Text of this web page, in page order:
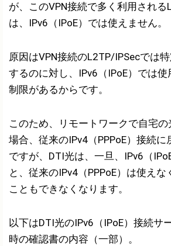
が、このVPN接続で多く利用され
は、IPv6（IPoE）では使えません。
原因はVPN接続のL2TP/IPSecでは
するのに対し、IPv6（IPoE）では
制限があるからです。
このため、リモートワークで自宅
場合、従来のIPv4（PPPoE）接続
ですが、DTI光は、一旦、IPv6（
と、従来のIPv4（PPPoE）は使え
こともできなくなります。
以下はDTI光のIPv6（IPoE）接続サ
時の確認書の内容（一部）。